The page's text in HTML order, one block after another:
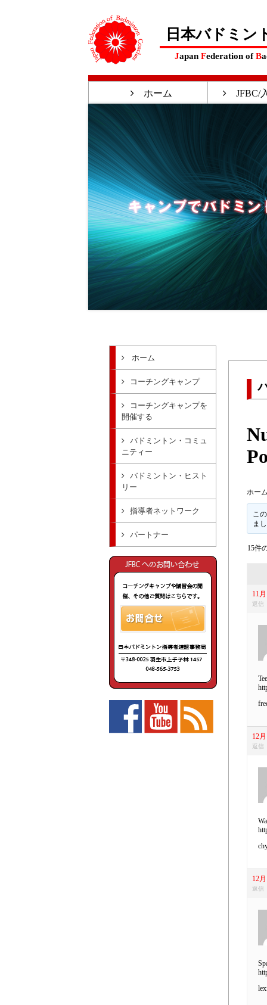
日本バドミン
Japan Federation ofB
ホーム JFBC/
ホーム
コーチングキャンプ
コーチングキャンプを
開催する
バドミントン・コミュ
ニティー
バドミントン・ヒスト
リー
指導者ネットワーク
パートナー
ホー
こ
ま
15件
11
返信
12
返信
12
返信